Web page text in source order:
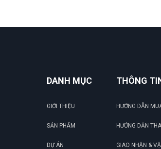
DANH MỤC
GIỚI THIỆU
SẢN PHẨM
DỰ ÁN
THÔNG
HƯỚNG DẪN
HƯỚNG DẪN
GIAO NHẬN &